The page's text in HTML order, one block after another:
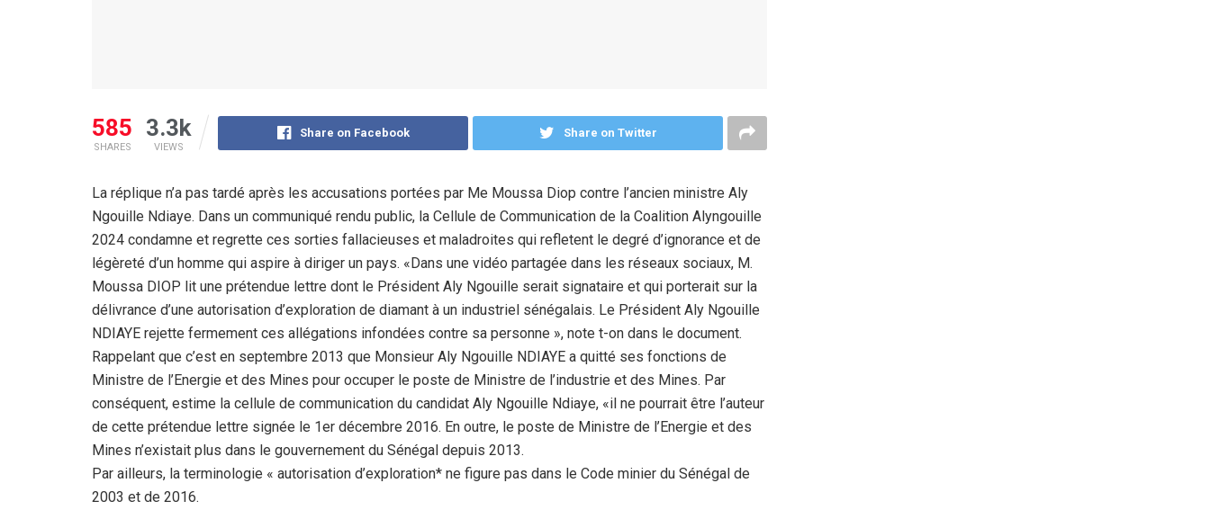
585
SHARES
3.3k
VIEWS
Share on Facebook Share on Twitter
La réplique n’a pas tardé après les accusations portées par Me Moussa Diop contre l’ancien ministre Aly
Ngouille Ndiaye. Dans un communiqué rendu public, la Cellule de Communication de la Coalition Alyngouille
2024 condamne et regrette ces sorties fallacieuses et maladroites qui refletent le degré d’ignorance et de
légèreté d’un homme qui aspire à diriger un pays. «Dans une vidéo partagée dans les réseaux sociaux, M.
Moussa DIOP lit une prétendue lettre dont le Président Aly Ngouille serait signataire et qui porterait sur la
délivrance d’une autorisation d’exploration de diamant à un industriel sénégalais. Le Président Aly Ngouille
NDIAYE rejette fermement ces allégations infondées contre sa personne », note t-on dans le document.
Rappelant que c’est en septembre 2013 que Monsieur Aly Ngouille NDIAYE a quitté ses fonctions de
Ministre de l’Energie et des Mines pour occuper le poste de Ministre de l’industrie et des Mines. Par
conséquent, estime la cellule de communication du candidat Aly Ngouille Ndiaye, «il ne pourrait être l’auteur
de cette prétendue lettre signée le 1er décembre 2016. En outre, le poste de Ministre de l’Energie et des
Mines n’existait plus dans le gouvernement du Sénégal depuis 2013.
Par ailleurs, la terminologie « autorisation d’exploration* ne figure pas dans le Code minier du Sénégal de
2003 et de 2016.